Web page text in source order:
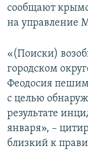
сообщают
на управление
«(Поиски)
городском
Феодосия
с целью
результате
января», –
близкий к